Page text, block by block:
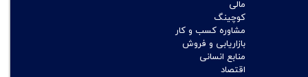
مالی
کوچینگ
مشاوره کسب و کار
بازاریابی و فروش
منابع انسانی
اقتصاد